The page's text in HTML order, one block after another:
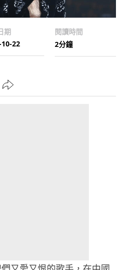
期
22
閱讀時間
2分鐘